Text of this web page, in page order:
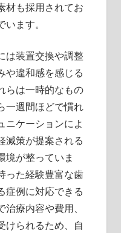
材も採用されてお
ます。
は装置交換や調整
や違和感を感じる
らは一時的なもの
一週間ほどで慣れ
ニケーションによ
減策が提案される
境が整っていま
った経験豊富な歯
症例に対応できる
療内容や費用、
けられるため、自